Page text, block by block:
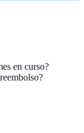
en curso?